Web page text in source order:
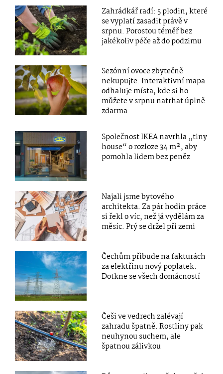
Zahrádkář radí: 5 plodin, které
se vyplatí zasadit právě v
srpnu. Porostou téměř bez
jakékoliv péče až do podzimu
Sezónní ovoce zbytečně
nekupujte. Interaktivní mapa
odhaluje místa, kde si ho
můžete v srpnu natrhat úplně
zdarma
Společnost IKEA navrhla „tiny
house“ o rozloze 34 m², aby
pomohla lidem bez peněz
Najali jsme bytového
architekta. Za pár hodin práce
si řekl o víc, než já vydělám za
měsíc. Prý se držel při zemi
Čechům přibude na fakturách
za elektřinu nový poplatek.
Dotkne se všech domácností
Češi ve vedrech zalévají
zahradu špatně. Rostliny pak
neuhynou suchem, ale
špatnou zálivkou